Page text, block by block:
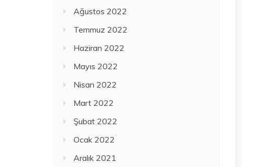
Ağustos 2022
Temmuz 2022
Haziran 2022
Mayıs 2022
Nisan 2022
Mart 2022
Şubat 2022
Ocak 2022
Aralık 2021